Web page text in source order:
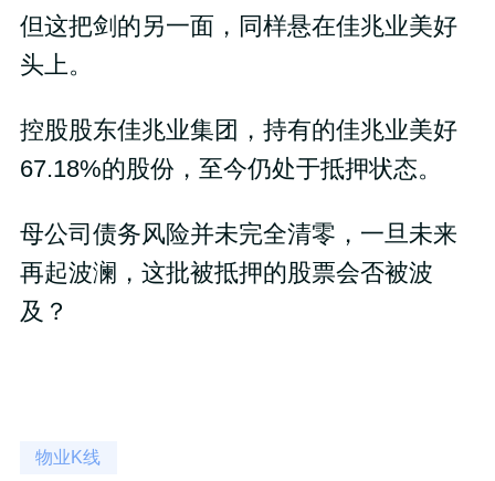
但这把剑的另一面，同样悬在佳兆业美好
头上。
控股股东佳兆业集团，持有的佳兆业美好
67.18%的股份，至今仍处于抵押状态。
母公司债务风险并未完全清零，一旦未来
再起波澜，这批被抵押的股票会否被波
及？
物业K线